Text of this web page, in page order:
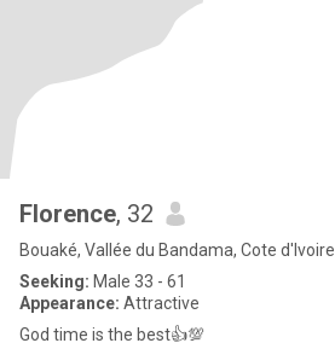
Florence, 32
Bouaké, Vallée du Bandama, Cote d'Ivoire
Seeking: Male 33 - 61
Appearance: Attractive
God time is the best👍💯